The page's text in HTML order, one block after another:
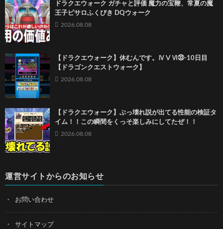
ドラクエウォーク ガチャと評価 魔力の宝鞭、常夏の魔
王子ピサロふくびき DQウォーク
2026.08.08
【ドラクエウォーク】休むんです。ⅣⅤⅥ㉝-10日目
【ドラゴンクエストウォーク】
2026.08.08
【ドラクエウォーク】ぶっ壊れ説が出てる性能の検証タ
イム！！この瞬間をくっそ楽しみにしてたぜ！！
2026.08.08
運営サイトからのお知らせ
お問い合わせ
サイトマップ